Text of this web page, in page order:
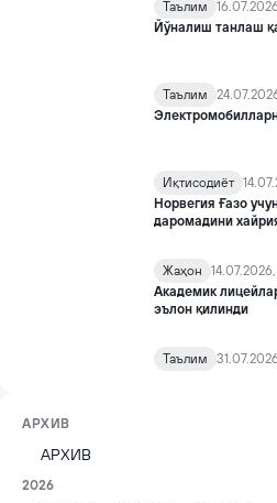
Таълим
Йўналиш танлаш
Таълим
Иқтисодиёт
Норвегия Ғазо
даромадини
Жаҳон
14.07.2026,
Академик
эълон қилинди
Таълим
АРХИВ
2026